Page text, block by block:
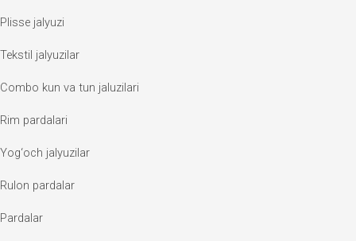
Plisse jalyuzi
Tekstil jalyuzilar
Combo kun va tun jaluzilari
Rim pardalari
Yog‘och jalyuzilar
Rulon pardalar
Pardalar